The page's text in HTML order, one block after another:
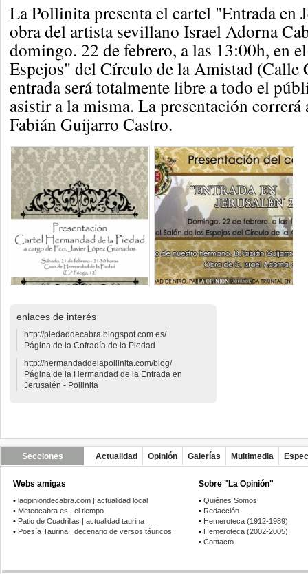
La Pollinita presenta el cartel "Entrada en
obra del artista sevillano Israel Adorna
domingo. 22 de febrero, a las 13:00h, en
Espejos" del Círculo de la Amistad (Calle
entrada será totalmente libre a todo el
asistir a la misma. La presentación correrá
Fabián Guijarro Castro.
enlaces de interés
http://piedaddecabra.blogspot.com.es/
Página de la Cofradía de la Piedad
http://hermandaddelapollinita.com/blog/
Página de la Hermandad de la Entrada en
Jerusalén - Pollinita
Secciones Actualidad Opinión Galerías Multimedia
Webs amigas
• laopiniondecabra.com | actualidad local
• Meteocabra.es | el tiempo
• Patio de Cuadrillas | actualidad taurina
• Poesía Taurina | decenario de versos táuricos
Sobre "La Opinión"
• Quiénes Somos
• Redacción
• Hemeroteca (1912-1989)
• Hemeroteca (2002-2005)
• Contacto